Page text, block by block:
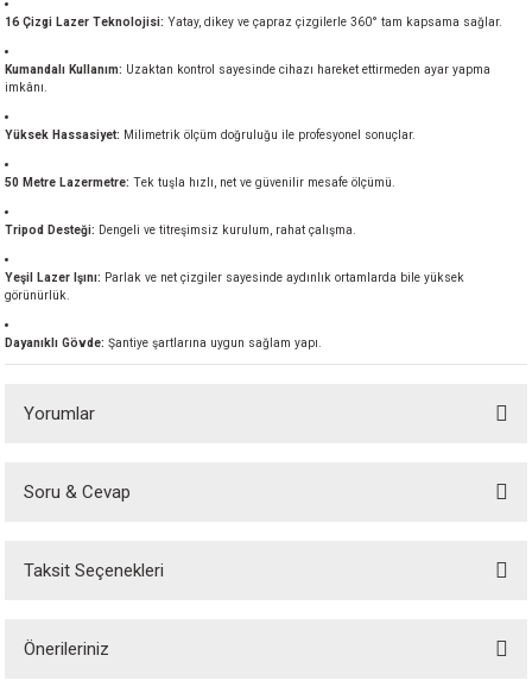
Üfleme Makinesi
16 Çizgi Lazer Teknolojisi: Yatay, dikey ve çapraz çizgilerle 360° tam kapsama sağlar.
Kumandalı Kullanım: Uzaktan kontrol sayesinde cihazı hareket ettirmeden ayar yapma
imkânı.
Yüksek Hassasiyet: Milimetrik ölçüm doğruluğu ile profesyonel sonuçlar.
50 Metre Lazermetre: Tek tuşla hızlı, net ve güvenilir mesafe ölçümü.
Tripod Desteği: Dengeli ve titreşimsiz kurulum, rahat çalışma.
Yeşil Lazer Işını: Parlak ve net çizgiler sayesinde aydınlık ortamlarda bile yüksek
görünürlük.
Dayanıklı Gövde: Şantiye şartlarına uygun sağlam yapı.
Yorumlar
Soru & Cevap
Ürün hakkında henüz soru sorulmamış.
Taksit Seçenekleri
Önerileriniz